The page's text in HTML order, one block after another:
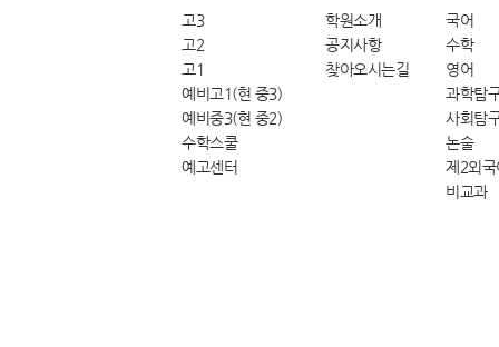
고3
고2
고1
예비고1(현 중3)
예비중3(현 중2)
수학스쿨
예고센터
학원소개
공지사항
찾아오시는길
국어
수학
영어
과학탐
사회탐
논술
제2외국
비교과